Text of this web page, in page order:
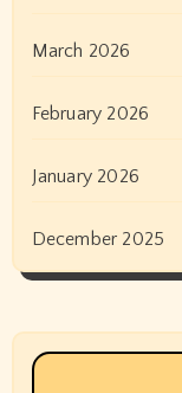
March 2026
February 2026
January 2026
December 2025